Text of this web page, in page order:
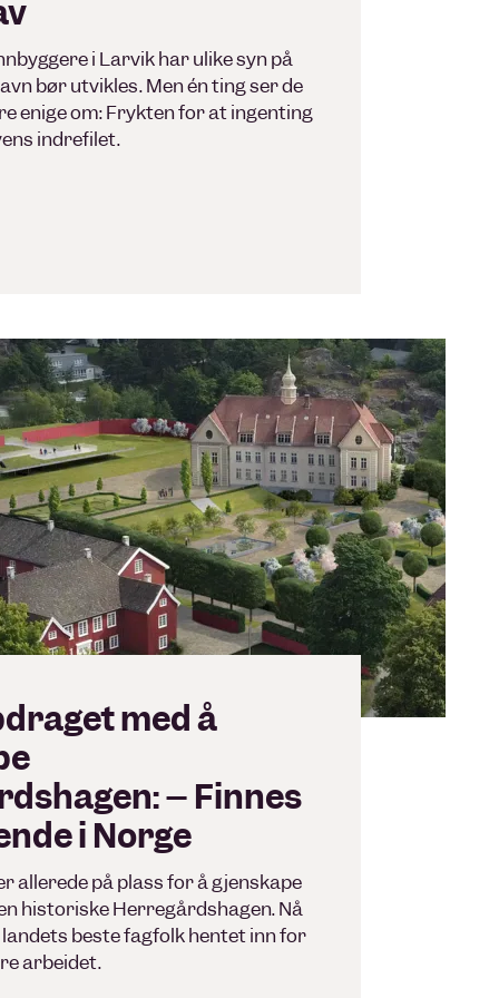
i Larvik har ulike syn på
bør utvikles. Men én ting ser de
enige om: Frykten for at ingenting
indrefilet.
med å
– Finnes
i Norge
allerede på plass for å gjenskape
historiske Herregårdshagen. Nå
landets beste fagfolk hentet inn for
arbeidet.